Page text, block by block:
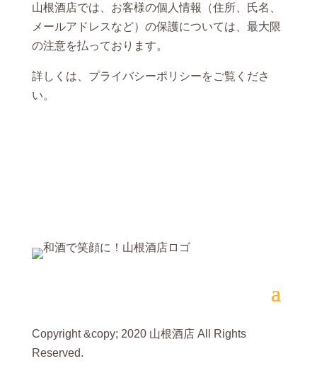
山根酒店では、お客様の個人情報（住所、氏名、
メールアドレスなど）の保護については、最大限
の注意を払っております。
詳しくは、 プライバシーポリシーをご覧くださ
い。
Copyright &copy; 2020 山根酒店 All Rights
Reserved.